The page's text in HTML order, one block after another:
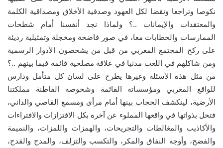
نكوصا وتراجعا ونقضا لكل العهود وصدقية الأخلاق ومصداقية الكلمة
والمعتقدات والإيمانات ..؟ ولماذا نجد أنفسنا أمام شطحات
الممارسات والخطابات معا، في صور فاضحة ومخجلة وتمثيلية رديئة
على ركح المجتمع المغربي من قبل من يشخصون الأدوار الرسمية
ومن شاكلهم في اللعب مدنيا في علاقة مصلحية قائمة فيما بينهم ..؟
من مثل هذه الأسئلة وغيرها يطرح على لسان كل متأمل ودارس
للواقع المغربي ومؤسساته القائمة وشخوصه القاطنة مملكتنا
الأرضية، لينكشف الحجاب بينها أمام مرأى ومسمع القاصي والداني،
فتحل بذواتها في واقعها المملوء عن آخره بكل الافتزازات والافتراءات
والأكاذيب والمغالطات والتجريحات، والهمزات واللمزات، والنميمة
والفضح، وأوجه النفاق والمكر، والتكسب والتزلف، والمدح والقدح،